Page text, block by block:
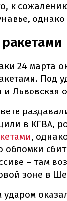
к
24 марта
Под
и Львовская
в КГВА,
,
обломки
– там
зоне в